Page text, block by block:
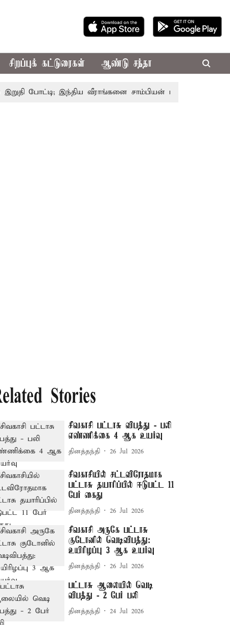
சிறப்புக் கட்டுரைகள் ஆண்டு சந்தா
போட்டி; இந்திய வீராங்கனை சாம்பியன் பட்டம் வென்றார்
Stories
சிவகாசி பட்டாசு விபத்து - பலி
எண்ணிக்கை 4 ஆக உயர்வு
தினத்தந்தி 26 Jul 2026
சிவகாசியில் சட்டவிரோதமாக
பட்டாசு தயாரிப்பில் ஈடுபட்ட 11
பேர் கைது
தினத்தந்தி 26 Jul 2026
சிவகாசி அருகே பட்டாசு
குடோனில் வெடிவிபத்து:
உயிரிழப்பு 3 ஆக உயர்வு
தினத்தந்தி 26 Jul 2026
பட்டாசு ஆலையில் வெடி
விபத்து - 2 பேர் பலி
தினத்தந்தி 24 Jul 2026